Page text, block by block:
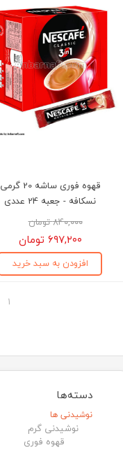
دسته‌ها
نوشیدنی ها
نوشیدنی گرم
قهوه فوری
قهوه فوری ساشه 20 گرمی
نسکافه - جعبه 24 عددی
۸۴۰,۰۰۰ تومان
۶۹۷,۲۰۰ تومان
افزودن به سبد خرید
۱